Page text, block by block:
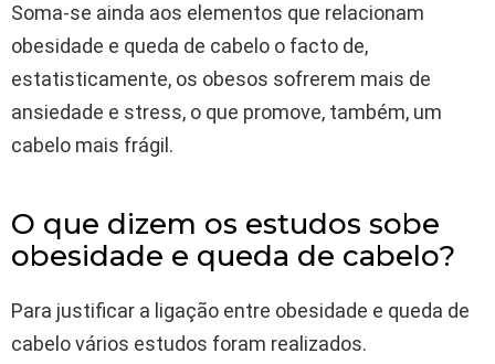
Soma-se ainda aos elementos que relacionam
obesidade e queda de cabelo o facto de,
estatisticamente, os obesos sofrerem mais de
ansiedade e stress, o que promove, também, um
cabelo mais frágil.
O que dizem os estudos sobe
obesidade e queda de cabelo?
Para justificar a ligação entre obesidade e queda de
cabelo vários estudos foram realizados.